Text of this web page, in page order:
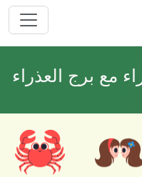
مع برج العذراء